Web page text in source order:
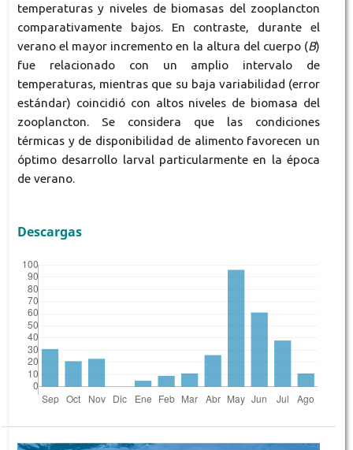
temperaturas y niveles de biomasas del zooplancton
comparativamente bajos. En contraste, durante el
verano el mayor incremento en la altura del cuerpo (B)
fue relacionado con un amplio intervalo de
temperaturas, mientras que su baja variabilidad (error
estándar) coincidió con altos niveles de biomasa del
zooplancton. Se considera que las condiciones
térmicas y de disponibilidad de alimento favorecen un
óptimo desarrollo larval particularmente en la época
de verano.
Descargas